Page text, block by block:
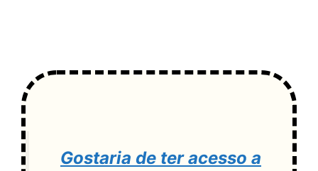
Gostaria de ter acesso a